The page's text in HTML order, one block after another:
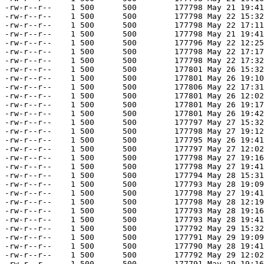
-rw-r--r--    1 500      500        177798 May 21
-rw-r--r--    1 500      500        177798 May 22
-rw-r--r--    1 500      500        177798 May 22
-rw-r--r--    1 500      500        177798 May 21
-rw-r--r--    1 500      500        177796 May 22
-rw-r--r--    1 500      500        177798 May 22
-rw-r--r--    1 500      500        177798 May 22
-rw-r--r--    1 500      500        177801 May 26
-rw-r--r--    1 500      500        177801 May 26
-rw-r--r--    1 500      500        177806 May 22
-rw-r--r--    1 500      500        177801 May 26
-rw-r--r--    1 500      500        177801 May 26
-rw-r--r--    1 500      500        177801 May 26
-rw-r--r--    1 500      500        177797 May 27
-rw-r--r--    1 500      500        177798 May 27
-rw-r--r--    1 500      500        177795 May 26
-rw-r--r--    1 500      500        177797 May 27
-rw-r--r--    1 500      500        177798 May 27
-rw-r--r--    1 500      500        177798 May 27
-rw-r--r--    1 500      500        177794 May 28
-rw-r--r--    1 500      500        177793 May 28
-rw-r--r--    1 500      500        177798 May 27
-rw-r--r--    1 500      500        177798 May 28
-rw-r--r--    1 500      500        177793 May 28
-rw-r--r--    1 500      500        177793 May 28
-rw-r--r--    1 500      500        177792 May 29
-rw-r--r--    1 500      500        177791 May 29
-rw-r--r--    1 500      500        177790 May 28
-rw-r--r--    1 500      500        177792 May 29